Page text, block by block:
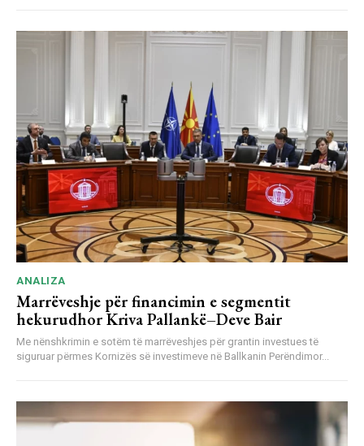
ANALIZA
Marrëveshje për financimin e segmentit
hekurudhor Kriva Pallankë–Deve Bair
Me nënshkrimin e sotëm të marrëveshjes për grantin investues të
siguruar përmes Kornizës së investimeve në Ballkanin Perëndimor...